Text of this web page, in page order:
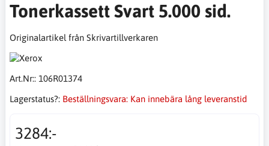
Tonerkassett Svart 5.000 sid.
Originalartikel från Skrivartillverkaren
Art.Nr:: 106R01374
Lagerstatus?: Beställningsvara: Kan innebära lång leveranstid
3284:-